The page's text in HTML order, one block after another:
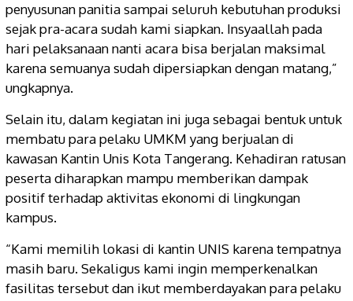
penyusunan panitia sampai seluruh kebutuhan produksi
sejak pra-acara sudah kami siapkan. Insyaallah pada
hari pelaksanaan nanti acara bisa berjalan maksimal
karena semuanya sudah dipersiapkan dengan matang,”
ungkapnya.
Selain itu, dalam kegiatan ini juga sebagai bentuk untuk
membatu para pelaku UMKM yang berjualan di
kawasan Kantin Unis Kota Tangerang. Kehadiran ratusan
peserta diharapkan mampu memberikan dampak
positif terhadap aktivitas ekonomi di lingkungan
kampus.
“Kami memilih lokasi di kantin UNIS karena tempatnya
masih baru. Sekaligus kami ingin memperkenalkan
fasilitas tersebut dan ikut memberdayakan para pelaku